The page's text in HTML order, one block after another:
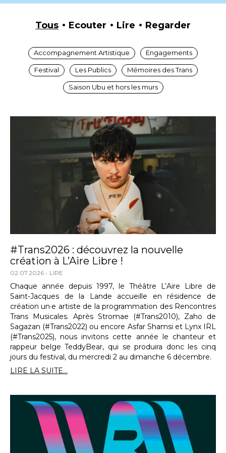
Tous Ecouter Lire Regarder
Accompagnement Artistique Engagements
Festival Les Publics Mémoires des Trans
Saison Ubu et hors les murs
#Trans2026 : découvrez la nouvelle
création à L’Aire Libre !
02.07.2026 LIRE
Chaque année depuis 1997, le Théâtre L’Aire Libre de
Saint-Jacques de la Lande accueille en résidence de
création un·e artiste de la programmation des Rencontres
Trans Musicales. Après Stromae (#Trans2010), Zaho de
Sagazan (#Trans2022) ou encore Asfar Shamsi et Lynx IRL
(#Trans2025), nous invitons cette année le chanteur et
rappeur belge TeddyBear, qui se produira donc les cinq
jours du festival, du mercredi 2 au dimanche 6 décembre.
LIRE LA SUITE...